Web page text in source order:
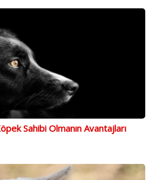
Sahibi Olmanın Avantajları